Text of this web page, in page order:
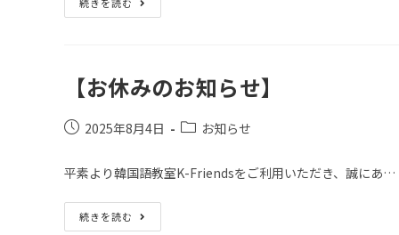
【お休みのお知らせ】
2025年8月4日 お知らせ
平素より韓国語教室K-Friendsをご利用いただき、誠にあ…
続きを読む